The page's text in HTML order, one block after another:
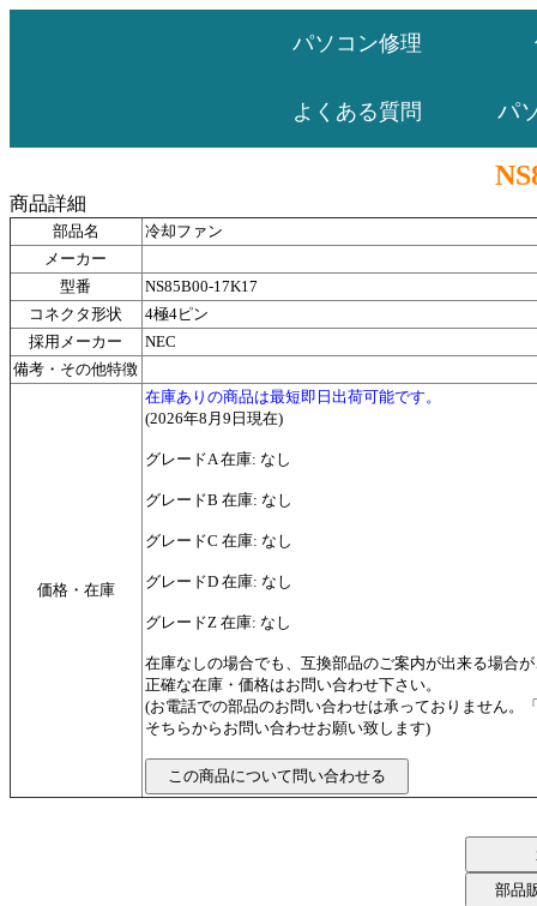
パソコン修理
よくある質問 パ
商品詳細
部品名
冷却ファン
メーカー
型番
NS85B00-17K17
コネクタ形状
4極4ピン
採用メーカー
NEC
備考・その他特徴
価格・在庫
在庫ありの商品は最短即日出荷可能です。
(2026年8月9日現在)
グレードA 在庫: なし
グレードB 在庫: なし
グレードC 在庫: なし
グレードD 在庫: なし
グレードZ 在庫: なし
在庫なしの場合でも、互換部品のご案内が出来る場合
正確な在庫・価格はお問い合わせ下さい。
(お電話での部品のお問い合わせは承っておりません。
そちらからお問い合わせお願い致します)